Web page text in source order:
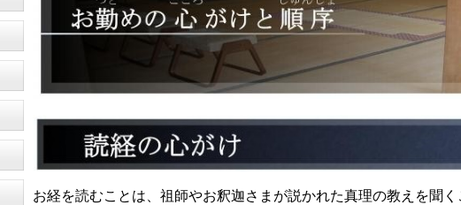
お経を読むことは、祖師やお釈迦さまが説かれた真理の教えを聞